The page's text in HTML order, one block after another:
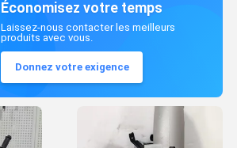
Économisez votre temps
Laissez-nous contacter les meilleurs
produits avec vous.
Donnez votre exigence